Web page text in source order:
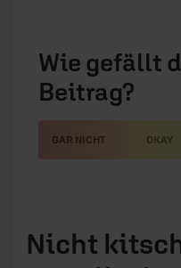
Wie gefällt
Beitrag?
GAR NICHT OKAY
Nicht